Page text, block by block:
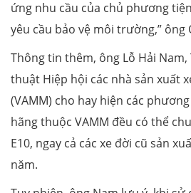
ứng nhu cầu của chủ phương
yêu cầu bảo vệ môi trường,” ông
Thông tin thêm, ông Lỗ Hải
thuật Hiệp hội các nhà sản xuất
(VAMM) cho hay hiện các
hãng thuộc VAMM đều có thể
E10, ngay cả các xe đời cũ sản
năm.